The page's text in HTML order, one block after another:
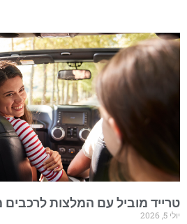
מוביל עם המלצות לרכבים
2026